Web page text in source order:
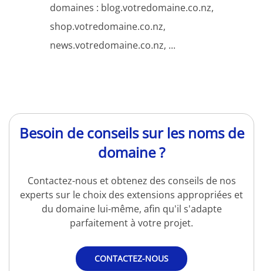
domaines : blog.votredomaine.co.nz,
shop.votredomaine.co.nz,
news.votredomaine.co.nz, ...
Besoin de conseils sur les noms de
domaine ?
Contactez-nous et obtenez des conseils de nos
experts sur le choix des extensions appropriées et
du domaine lui-même, afin qu'il s'adapte
parfaitement à votre projet.
CONTACTEZ-NOUS